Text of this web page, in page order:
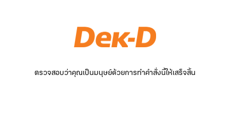
ตรวจสอบว่าคุณเป็นมนุษย์ด้วยการทำคำสั่งนี้ให้เสร็จสิ้น